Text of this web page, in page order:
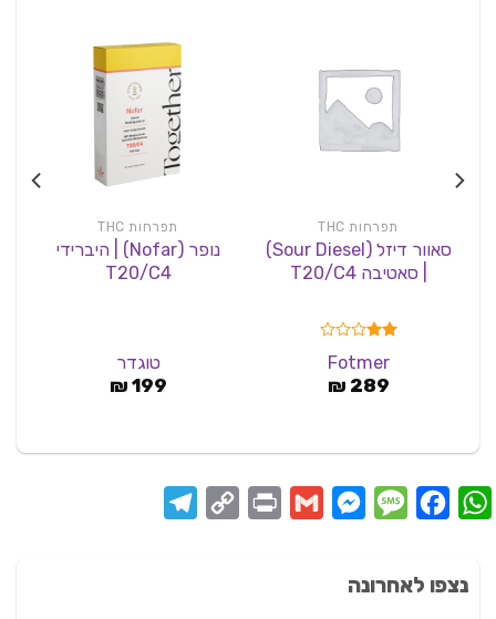
תפרחות THC
סאוור דיזל (Sour Diesel)
| סאטיבה T20/C4
2.00
מתוך
Fotmer
289
₪
תפרחות THC
נופר (Nofar) | היברידי
T20/C4
טוגדר
199
₪
WhatsApp
Facebook
Message
Messenger
Gmail
Print
Copy
Telegram
נצפו לאחרונה